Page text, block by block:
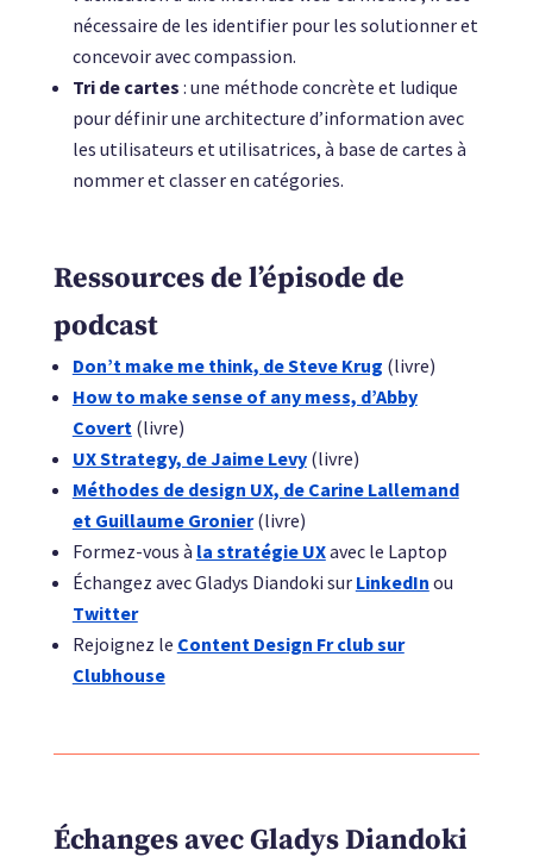
nécessaire de les identifier pour les solutionner et
concevoir avec compassion.
Tri de cartes : une méthode concrète et ludique
pour définir une architecture d’information avec
les utilisateurs et utilisatrices, à base de cartes à
nommer et classer en catégories.
Ressources de l’épisode de
podcast
Don’t make me think, de Steve Krug (livre)
How to make sense of any mess, d’Abby
Covert(livre)
UX Strategy, de Jaime Levy(livre)
Méthodes de design UX, de Carine Lallemand
et Guillaume Gronier(livre)
Formez-vous à la stratégie UXavec le Laptop
Échangez avec Gladys Diandoki sur LinkedIn ou
Twitter
Rejoignez le Content Design Fr club sur
Clubhouse
Échanges avec Gladys Diandoki